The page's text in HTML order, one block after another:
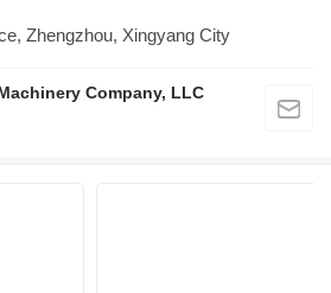
Kina, Henan Province, Zhengzhou, Xingyang City
Company, LLC